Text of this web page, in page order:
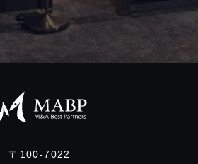
〒100-7022